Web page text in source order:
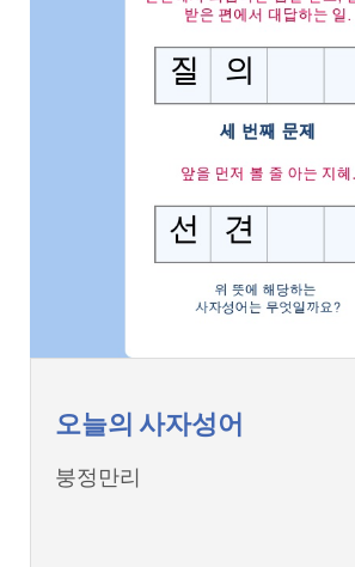
오늘의 사자성어
붕정만리